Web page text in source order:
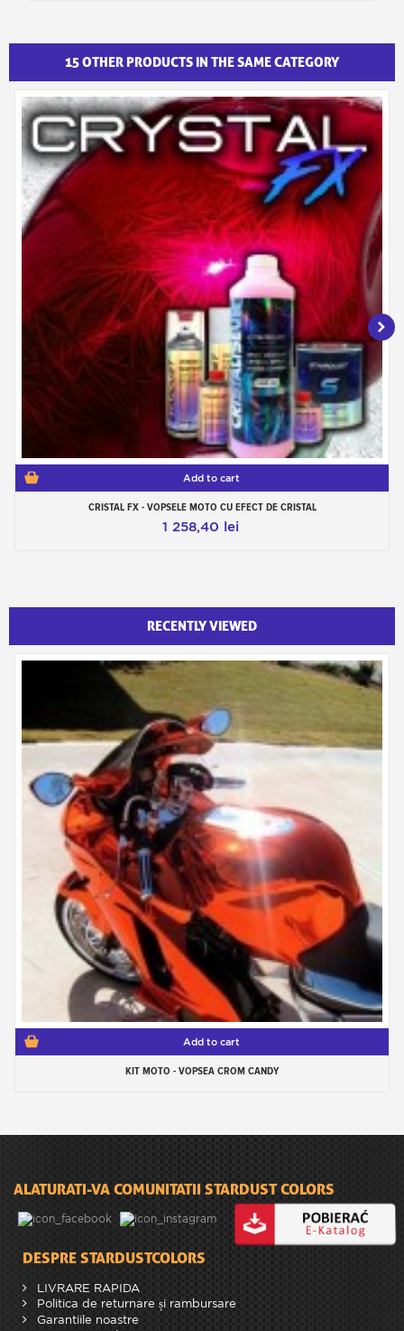
15 OTHER PRODUCTS IN THE SAME CATEGORY
Add to cart
CRISTAL FX - VOPSELE MOTO CU EFECT DE CRISTAL
1 258,40 lei
RECENTLY VIEWED
Add to cart
KIT MOTO - VOPSEA CROM CANDY
ALATURATI-VA COMUNITATII STARDUST COLORS
DESPRE STARDUSTCOLORS
LIVRARE RAPIDA
Politica de returnare și rambursare
Garantiile noastre